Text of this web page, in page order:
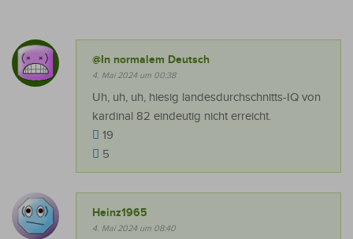
@In normalem Deutsch
4. Mai 2024 um 00:38
Uh, uh, uh, hiesig landesdurchschnitts-IQ von
kardinal 82 eindeutig nicht erreicht.
19
5
Heinz1965
4. Mai 2024 um 08:40